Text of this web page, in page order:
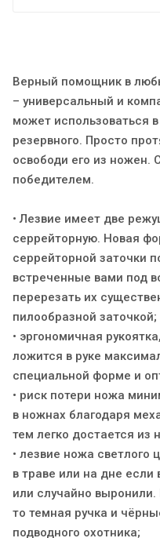
Верный помощник в
– универсальный и
может использоваться
резервного. Просто
освободи его из ножен.
победителем.
• Лезвие имеет две
серрейторную. Новая
серрейторной заточки
встреченные вами под
перерезать их
пилообразной заточкой;
• эргономичная
ложится в руке
специальной форме и
• риск потери ножа
в ножнах благодаря
тем легко достается из
• лезвие ножа светлого
в траве или на дне если
или случайно
то темная ручка и
подводного охотника;